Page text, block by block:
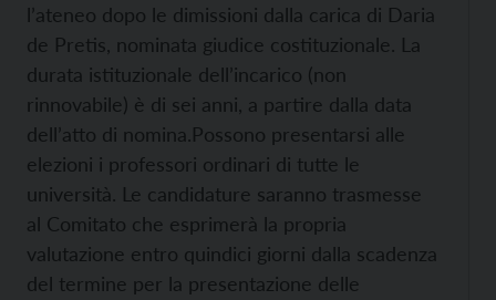
l’ateneo dopo le dimissioni dalla carica di Daria
de Pretis, nominata giudice costituzionale. La
durata istituzionale dell’incarico (non
rinnovabile) è di sei anni, a partire dalla data
dell’atto di nomina.Possono presentarsi alle
elezioni i professori ordinari di tutte le
università. Le candidature saranno trasmesse
al Comitato che esprimerà la propria
valutazione entro quindici giorni dalla scadenza
del termine per la presentazione delle